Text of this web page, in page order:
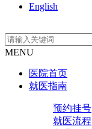
English
MENU
医院首页
就医指南
预约挂号
就医流程